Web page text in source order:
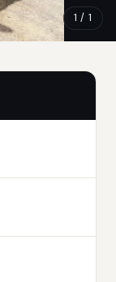
1 / 1